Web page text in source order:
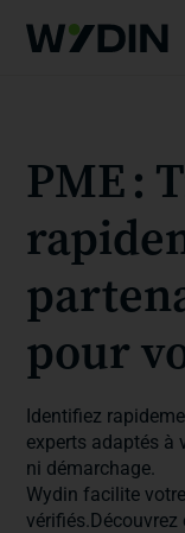
PME :
pour
Identifiez
experts adaptés à
ni démarchage.
Wydin facilite
vérifiés.Découvrez